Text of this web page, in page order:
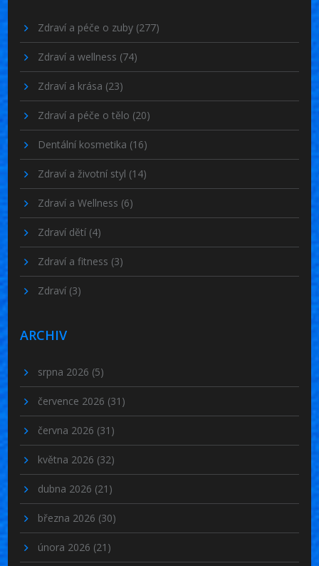
Zdraví a péče o zuby (277)
Zdraví a wellness (74)
Zdraví a krása (23)
Zdraví a péče o tělo (20)
Dentální kosmetika (16)
Zdraví a životní styl (14)
Zdraví a Wellness (6)
Zdraví dětí (4)
Zdraví a fitness (3)
Zdraví (3)
ARCHIV
srpna 2026 (5)
července 2026 (31)
června 2026 (31)
května 2026 (32)
dubna 2026 (21)
března 2026 (30)
února 2026 (21)